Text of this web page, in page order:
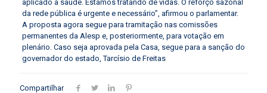
aplicado à saúde. Estamos tratando de vidas. O reforço sazonal
da rede pública é urgente e necessário”, afirmou o parlamentar.
A proposta agora segue para tramitação nas comissões
permanentes da Alesp e, posteriormente, para votação em
plenário. Caso seja aprovada pela Casa, segue para a sanção do
governador do estado, Tarcísio de Freitas
Compartilhar